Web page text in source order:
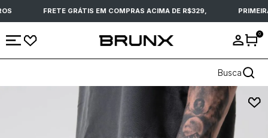
FRETE GRÁTIS EM COMPRAS ACIMA DE R$329,
0
Busca